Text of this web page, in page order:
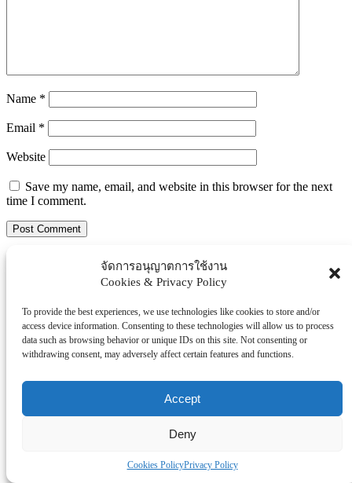
จัดการอนุญาตการใช้งาน
Cookies & Privacy Policy
To provide the best experiences, we use technologies like cookies to store and/or
access device information. Consenting to these technologies will allow us to process
data such as browsing behavior or unique IDs on this site. Not consenting or
withdrawing consent, may adversely affect certain features and functions.
Accept
Deny
Cookies PolicyPrivacy Policy
Name *
Email *
Website
Save my name, email, and website in this browser for the next
time I comment.
Search
Thaiworldtoday
Uncategorized